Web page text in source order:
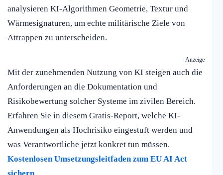
analysieren KI-Algorithmen Geometrie, Textur und
Wärmesignaturen, um echte militärische Ziele von
Attrappen zu unterscheiden.
Anzeige
Mit der zunehmenden Nutzung von KI steigen auch die
Anforderungen an die Dokumentation und
Risikobewertung solcher Systeme im zivilen Bereich.
Erfahren Sie in diesem Gratis-Report, welche KI-
Anwendungen als Hochrisiko eingestuft werden und
was Verantwortliche jetzt konkret tun müssen.
Kostenlosen Umsetzungsleitfaden zum EU AI Act